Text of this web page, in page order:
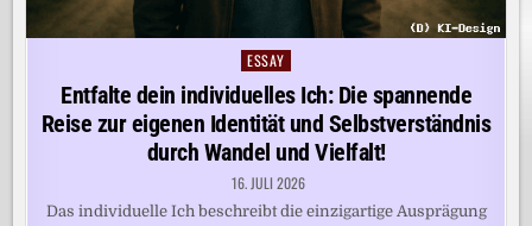
Posted
ESSAY
Entfalte dein individuelles Ich: Die spannende
Reise zur eigenen Identität und Selbstverständnis
durch Wandel und Vielfalt!
16. JULI 2026
Das individuelle Ich beschreibt die einzigartige Ausprägung